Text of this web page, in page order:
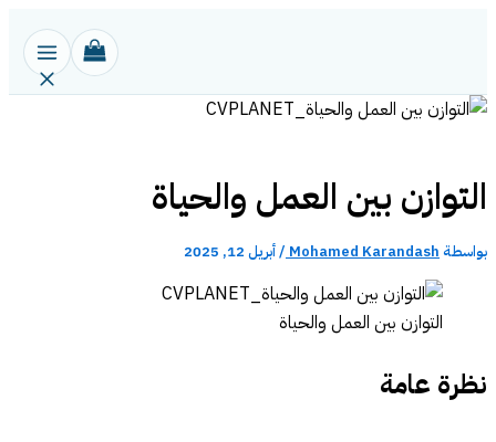
التوازن بين العمل والحياة
بواسطة Mohamed Karandash
/أبريل 12, 2025
التوازن بين العمل والحياة
نظرة عامة